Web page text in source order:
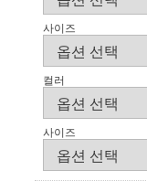
사이즈
컬러
사이즈